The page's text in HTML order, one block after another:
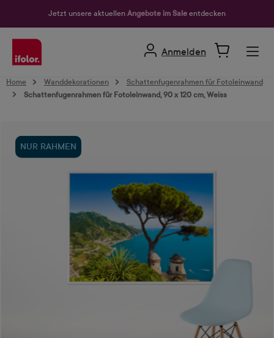
Jetzt unsere aktuellen Angebote im Sale entdecken
Anmelden
Home Wanddekorationen
Schattenfugenrahmen für Fotoleinwand
Schattenfugenrahmen für Fotoleinwand, 90 x 120 cm, Weiss
NUR RAHMEN